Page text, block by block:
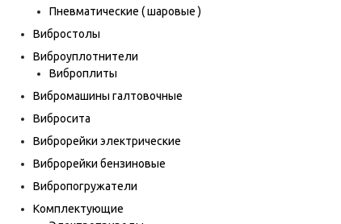
Пневматические ( шаровые )
Вибростолы
Виброуплотнители
Виброплиты
Вибромашины галтовочные
Вибросита
Виброрейки электрические
Виброрейки бензиновые
Вибропогружатели
Комплектующие